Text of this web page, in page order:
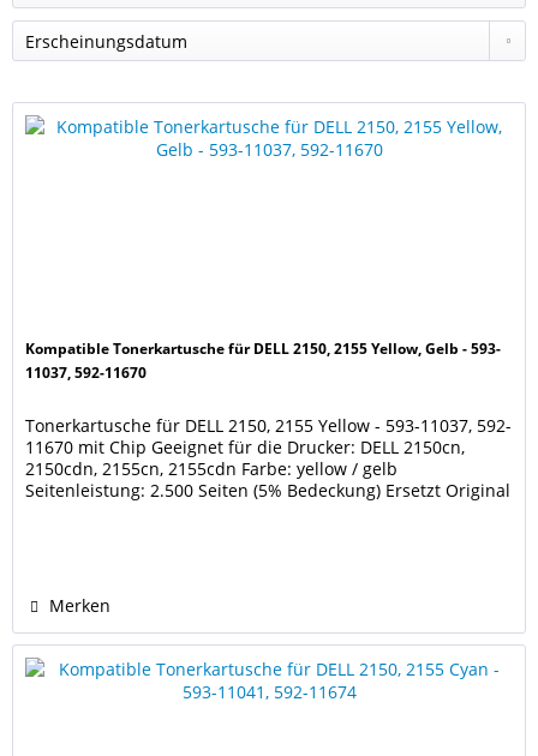
Kompatible Tonerkartusche für DELL 2150, 2155 Yellow, Gelb - 593-
11037, 592-11670
Tonerkartusche für DELL 2150, 2155 Yellow - 593-11037, 592-
11670 mit Chip Geeignet für die Drucker: DELL 2150cn,
2150cdn, 2155cn, 2155cdn Farbe: yellow / gelb
Seitenleistung: 2.500 Seiten (5% Bedeckung) Ersetzt Original
Merken